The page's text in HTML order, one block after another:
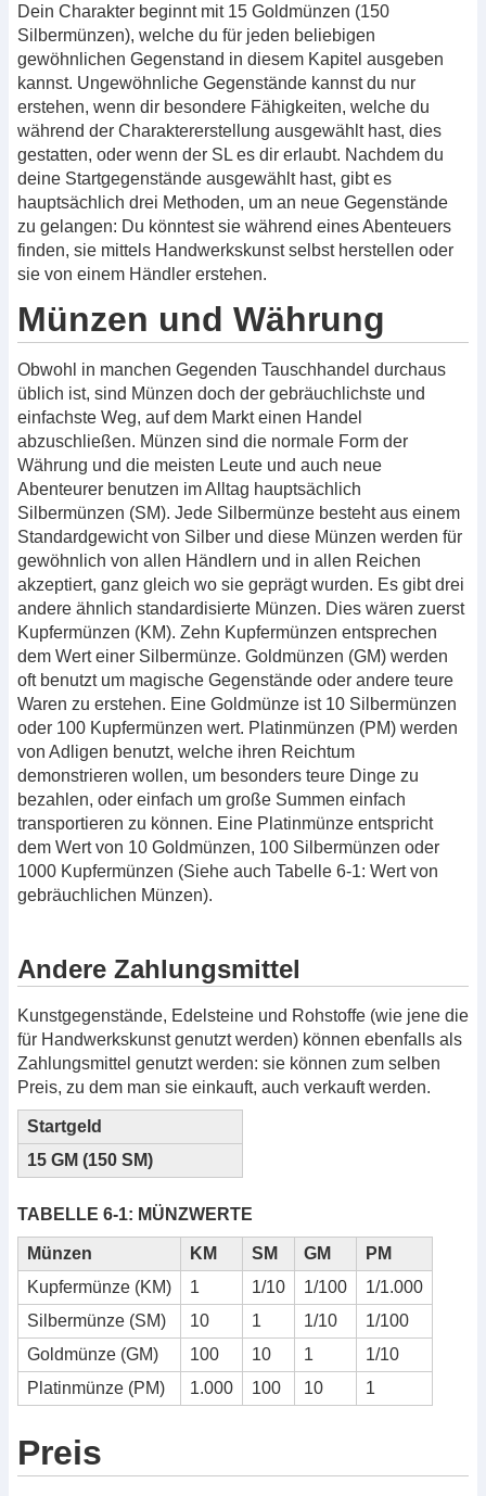
Dein Charakter beginnt mit 15 Goldmünzen (150
Silbermünzen), welche du für jeden beliebigen
gewöhnlichen Gegenstand in diesem Kapitel ausgeben
kannst. Ungewöhnliche Gegenstände kannst du nur
erstehen, wenn dir besondere Fähigkeiten, welche du
während der Charaktererstellung ausgewählt hast, dies
gestatten, oder wenn der SL es dir erlaubt. Nachdem du
deine Startgegenstände ausgewählt hast, gibt es
hauptsächlich drei Methoden, um an neue Gegenstände
zu gelangen: Du könntest sie während eines Abenteuers
finden, sie mittels Handwerkskunst selbst herstellen oder
sie von einem Händler erstehen.
Münzen und Währung
Obwohl in manchen Gegenden Tauschhandel durchaus
üblich ist, sind Münzen doch der gebräuchlichste und
einfachste Weg, auf dem Markt einen Handel
abzuschließen. Münzen sind die normale Form der
Währung und die meisten Leute und auch neue
Abenteurer benutzen im Alltag hauptsächlich
Silbermünzen (SM). Jede Silbermünze besteht aus einem
Standardgewicht von Silber und diese Münzen werden für
gewöhnlich von allen Händlern und in allen Reichen
akzeptiert, ganz gleich wo sie geprägt wurden. Es gibt drei
andere ähnlich standardisierte Münzen. Dies wären zuerst
Kupfermünzen (KM). Zehn Kupfermünzen entsprechen
dem Wert einer Silbermünze. Goldmünzen (GM) werden
oft benutzt um magische Gegenstände oder andere teure
Waren zu erstehen. Eine Goldmünze ist 10 Silbermünzen
oder 100 Kupfermünzen wert. Platinmünzen (PM) werden
von Adligen benutzt, welche ihren Reichtum
demonstrieren wollen, um besonders teure Dinge zu
bezahlen, oder einfach um große Summen einfach
transportieren zu können. Eine Platinmünze entspricht
dem Wert von 10 Goldmünzen, 100 Silbermünzen oder
1000 Kupfermünzen (Siehe auch Tabelle 6-1: Wert von
gebräuchlichen Münzen).
Andere Zahlungsmittel
Kunstgegenstände, Edelsteine und Rohstoffe (wie jene die
für Handwerkskunst genutzt werden) können ebenfalls als
Zahlungsmittel genutzt werden: sie können zum selben
Preis, zu dem man sie einkauft, auch verkauft werden.
Startgeld
15 GM (150 SM)
TABELLE 6-1: MÜNZWERTE
Münzen KM SM GM
PM
Kupfermünze (KM)
1 1/10 1/100
1/1.000
Silbermünze (SM)
10 1 1/10
1/100
Goldmünze (GM)
100 10 1
1/10
Platinmünze (PM)
1.000 100 10 1
Preis